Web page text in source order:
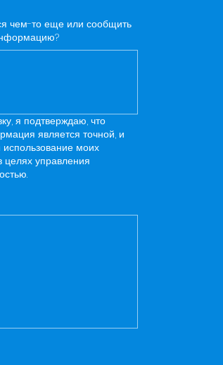
чем-то еще или сообщить
я подтверждаю, что
является точной, и
моих
управления
рисования требуется мышь или сенсорная панель. Для